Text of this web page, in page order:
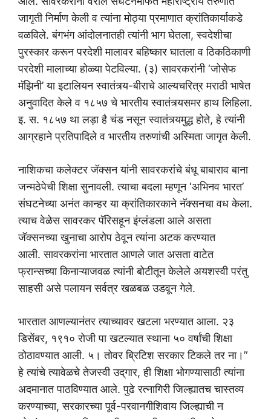
जागृती निर्माण केली व त्यांना मोठ्या प्रमाणात क्रांतिकार्याकडे
वळविले. बंगभंग आंदोलनातही त्यांनी भाग घेतला, स्वदेशीचा
पुरस्कार करून परदेशी मालावर बहिष्कार घातला व ठिकठिकाणी
परदेशी मालाच्या होळ्या पेटविल्या. (३) सावरकरांनी ‘जोसेफ
मॅझिनी’ या इटालियन स्वातंत्र्य-बीराचे आल्यचरित्र मराठी भाषेत
अनुवादित केले व १८५७ चे भारतीय स्वातंत्र्यसमर हाथ लिहिला.
इ. स. १८५७ था लड़ा है चंड नसून स्वातंत्र्यमुद्ध होते, हे त्यांनी
आग्रहाने प्रतिपादिले व भारतीय तरुणांची अस्मिता जागृत केली.
नाशिकचा कलेक्टर जॅक्सन यांनी सावरकरांचे बंधू बाबाराव बाना
जन्मठेपेची शिक्षा सुनावली. त्याचा बदला म्हणून ‘अभिनव भारत’
संघटनेच्या अनंत कान्हर या क्रांतिकारकाने नॅक्सनचा वध केला.
त्याच वेळेस सावरकर पॅरिसहून इंग्लंडला आले असता
जॅक्सनच्या खुनाचा आरोप ठेवून त्यांना अटक करण्यात
आली. सावरकरांना भारतात आणले जात असता वाटेत
फ्रान्सच्या किनाऱ्याजवळ त्यांनी बोटीतून केलेले अयशस्वी परंतु
साहसी असे पलायन सर्वत्र खळबळ उडवून गेले.
भारतात आणल्यानंतर त्याच्यावर खटला भरण्यात आला. २३
डिसेंबर, १९१० रोजी पा खटल्यात स्थाना ५० वर्षांची शिक्षा
ठोठावण्यात आली. ५। तोवर ब्रिटिश सरकार टिकले तर ना।”
हे त्यांचे त्यावेळचे तेजस्वी उद्‌गार, ही शिक्षा भोगण्यासाठी त्यांना
अदमानात पाठविण्यात आले. पुढे रत्नागिरी जिल्ह्यातच चास्तव्य
करण्याच्या, सरकारच्या पूर्व-परवानगीशिवाय जिल्ह्याची न